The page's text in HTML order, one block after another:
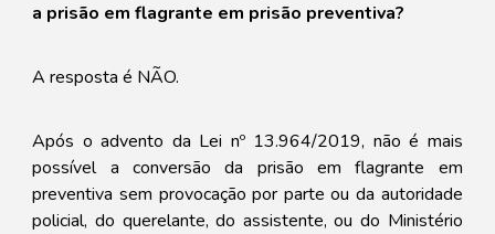
a prisão em flagrante em prisão preventiva?
A resposta é NÃO.
Após o advento da Lei nº 13.964/2019, não é mais
possível a conversão da prisão em flagrante em
preventiva sem provocação por parte ou da autoridade
policial, do querelante, do assistente, ou do Ministério